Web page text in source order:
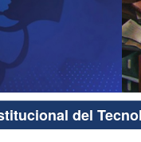
del